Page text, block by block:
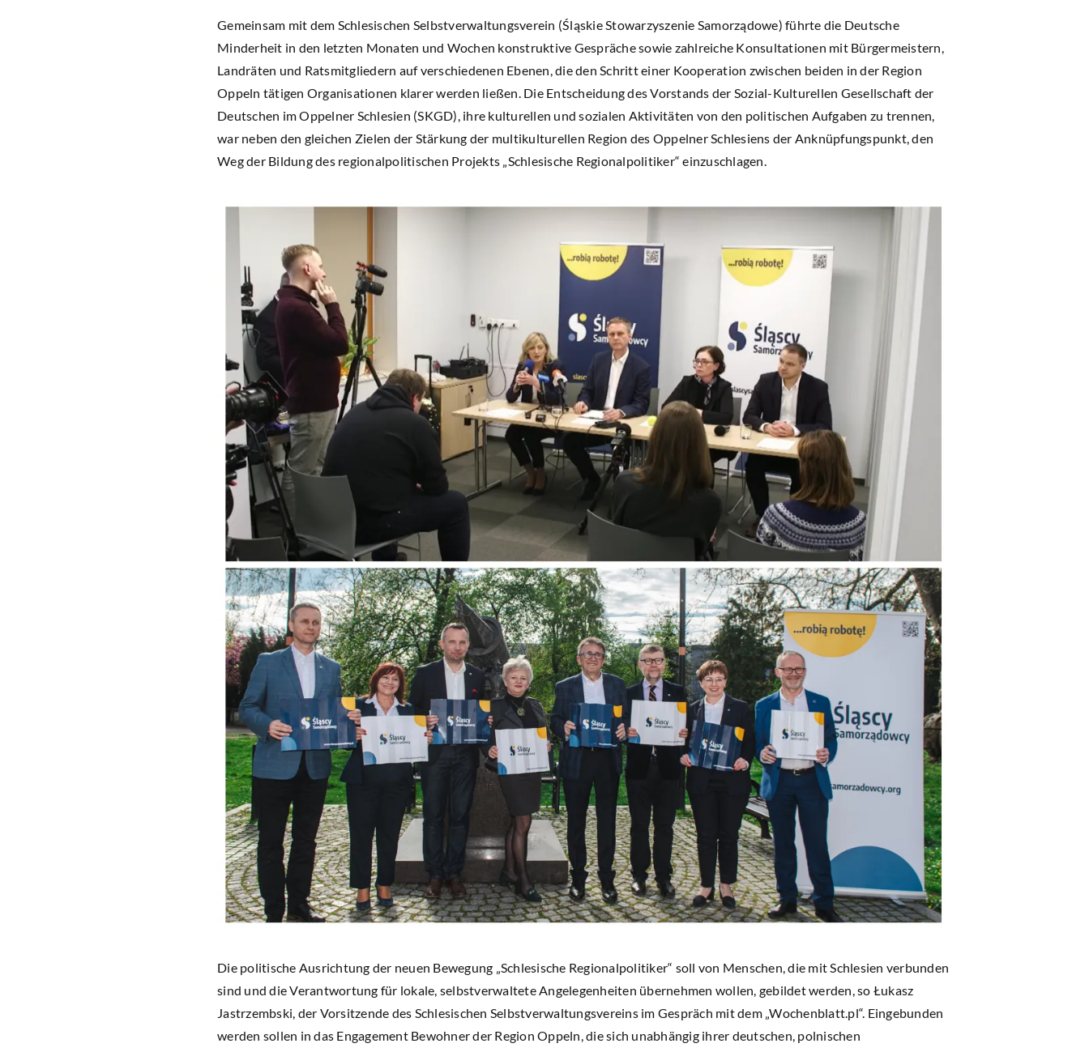
Gemeinsam mit dem Schlesischen Selbstverwaltungsverein (Śląskie Stowarzyszenie Samorządowe) führte die Deutsche
Minderheit in den letzten Monaten und Wochen konstruktive Gespräche sowie zahlreiche Konsultationen mit Bürgermeistern,
Landräten und Ratsmitgliedern auf verschiedenen Ebenen, die den Schritt einer Kooperation zwischen beiden in der Region
Oppeln tätigen Organisationen klarer werden ließen. Die Entscheidung des Vorstands der Sozial-Kulturellen Gesellschaft der
Deutschen im Oppelner Schlesien (SKGD), ihre kulturellen und sozialen Aktivitäten von den politischen Aufgaben zu trennen,
war neben den gleichen Zielen der Stärkung der multikulturellen Region des Oppelner Schlesiens der Anknüpfungspunkt, den
Weg der Bildung des regionalpolitischen Projekts „Schlesische Regionalpolitiker“ einzuschlagen.
Die politische Ausrichtung der neuen Bewegung „Schlesische Regionalpolitiker“ soll von Menschen, die mit Schlesien verbunden
sind und die Verantwortung für lokale, selbstverwaltete Angelegenheiten übernehmen wollen, gebildet werden, so Łukasz
Jastrzembski, der Vorsitzende des Schlesischen Selbstverwaltungsvereins im Gespräch mit dem „Wochenblatt.pl“. Eingebunden
werden sollen in das Engagement Bewohner der Region Oppeln, die sich unabhängig ihrer deutschen, polnischen